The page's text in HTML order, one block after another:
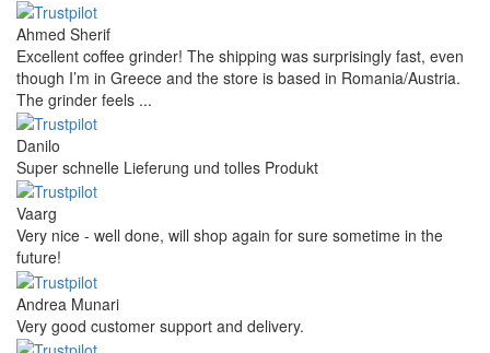
Ahmed Sherif
Excellent coffee grinder! The shipping was surprisingly fast, even
though I’m in Greece and the store is based in Romania/Austria.
The grinder feels ...
Danilo
Super schnelle Lieferung und tolles Produkt
Vaarg
Very nice - well done, will shop again for sure sometime in the
future!
Andrea Munari
Very good customer support and delivery.